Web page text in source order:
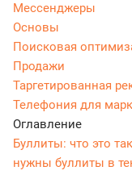
Мессенджеры
Основы
Поисковая
Продажи
Таргетированная
Телефония для
Оглавление
Буллиты: что это
нужны буллиты в